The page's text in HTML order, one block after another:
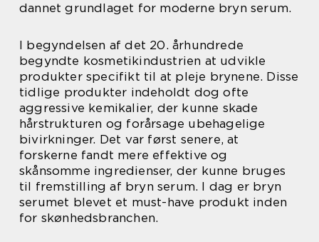
dannet grundlaget for moderne bryn serum.
I begyndelsen af det 20. århundrede
begyndte kosmetikindustrien at udvikle
produkter specifikt til at pleje brynene. Disse
tidlige produkter indeholdt dog ofte
aggressive kemikalier, der kunne skade
hårstrukturen og forårsage ubehagelige
bivirkninger. Det var først senere, at
forskerne fandt mere effektive og
skånsomme ingredienser, der kunne bruges
til fremstilling af bryn serum. I dag er bryn
serumet blevet et must-have produkt inden
for skønhedsbranchen.